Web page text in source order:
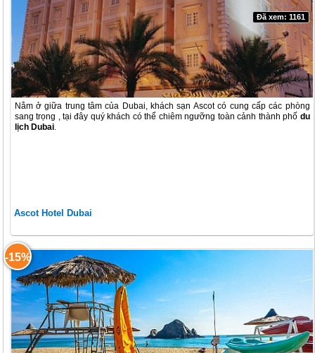
Nằm ở giữa trung tâm của Dubai, khách sạn Ascot có cung cấp các phòng
sang trọng , tại đây quý khách có thể chiêm ngưỡng toàn cảnh thành phố du
lịch Dubai.
Đã xem: 1161
Ascot Hotel Dubai
-15%